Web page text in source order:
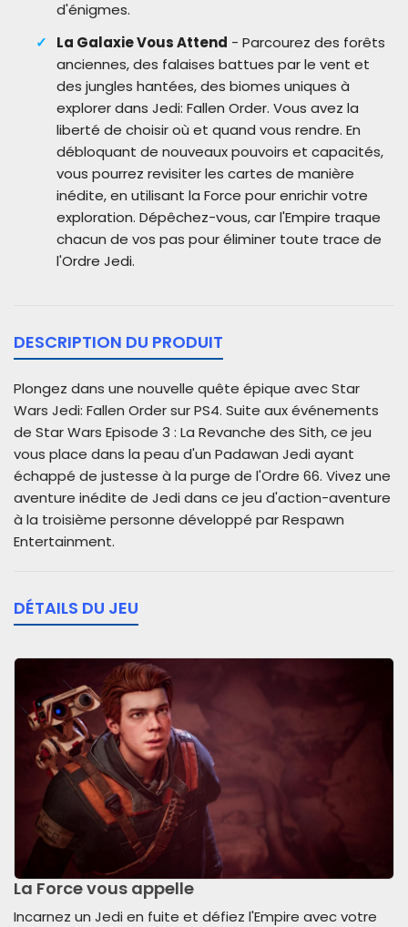
d'énigmes.
La Galaxie Vous Attend - Parcourez des forêts
anciennes, des falaises battues par le vent et
des jungles hantées, des biomes uniques à
explorer dans Jedi: Fallen Order. Vous avez la
liberté de choisir où et quand vous rendre. En
débloquant de nouveaux pouvoirs et capacités,
vous pourrez revisiter les cartes de manière
inédite, en utilisant la Force pour enrichir votre
exploration. Dépêchez-vous, car l'Empire traque
chacun de vos pas pour éliminer toute trace de
l'Ordre Jedi.
DESCRIPTION DU PRODUIT
Plongez dans une nouvelle quête épique avec Star
Wars Jedi: Fallen Order sur PS4. Suite aux événements
de Star Wars Episode 3 : La Revanche des Sith, ce jeu
vous place dans la peau d'un Padawan Jedi ayant
échappé de justesse à la purge de l'Ordre 66. Vivez une
aventure inédite de Jedi dans ce jeu d'action-aventure
à la troisième personne développé par Respawn
Entertainment.
DÉTAILS DU JEU
La Force vous appelle
Incarnez un Jedi en fuite et défiez l'Empire avec votre